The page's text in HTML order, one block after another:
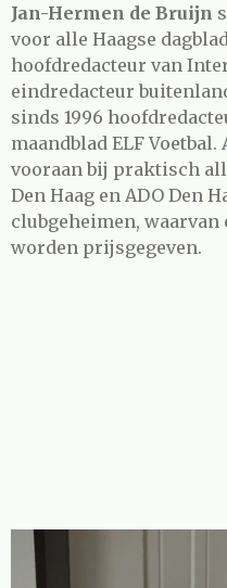
Jan-Hermen de Bruijn
voor alle Haagse
hoofdredacteur van
eindredacteur
sinds 1996
maandblad ELF
vooraan bij praktisch
Den Haag en ADO Den
clubgeheimen,
worden prijsgegeven.